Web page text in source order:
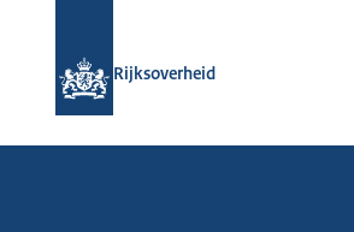
Rijksoverheid